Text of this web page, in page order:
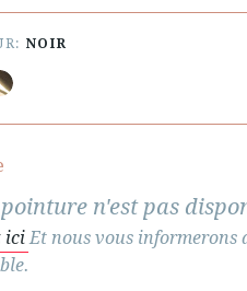
NOIR
n'est pas
iciEt nous vous informerons